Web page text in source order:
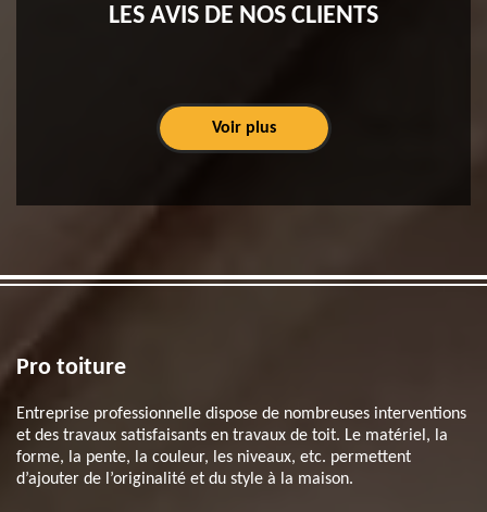
LES AVIS DE NOS CLIENTS
Voir plus
Pro toiture
Entreprise professionnelle dispose de nombreuses interventions
et des travaux satisfaisants en travaux de toit. Le matériel, la
forme, la pente, la couleur, les niveaux, etc. permettent
d’ajouter de l’originalité et du style à la maison.